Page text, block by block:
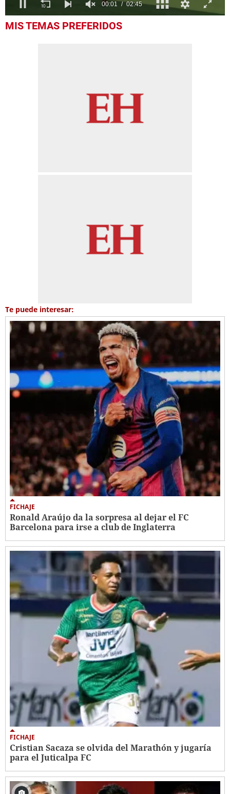
of
MIS TEMAS PREFERIDOS
Te puede interesar:
FICHAJE
Ronald Araújo da la sorpresa al dejar el FC
Barcelona para irse a club de Inglaterra
FICHAJE
Cristian Sacaza se olvida del Marathón y jugaría
para el Juticalpa FC